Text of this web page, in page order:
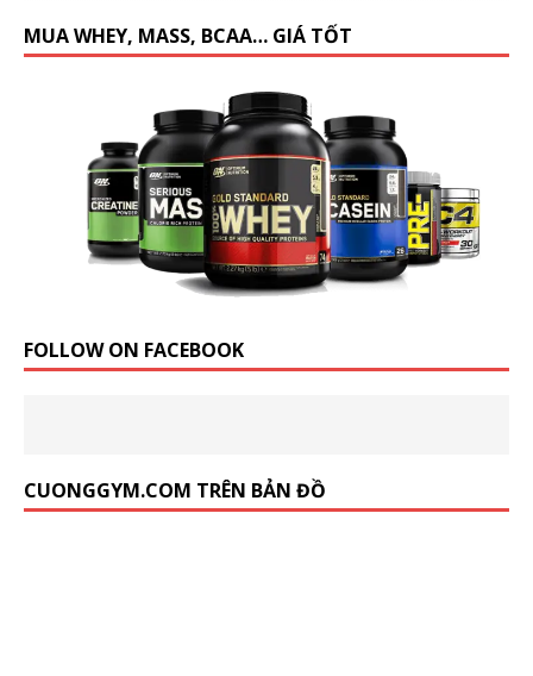
MUA WHEY, MASS, BCAA… GIÁ TỐT
FOLLOW ON FACEBOOK
CUONGGYM.COM TRÊN BẢN ĐỒ